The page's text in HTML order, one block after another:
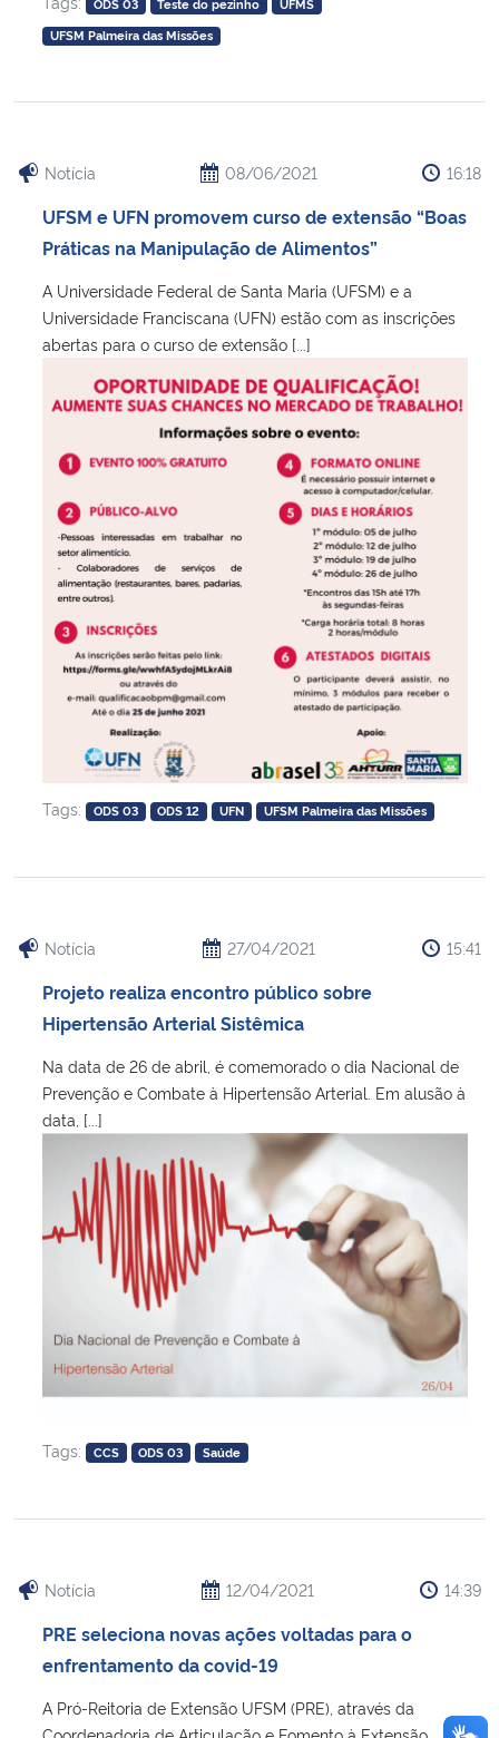
ODS 03 Teste do pezinho
UFMS
UFSM Palmeira das Missões
Notícia 08/06/2021 16:18
UFSM e UFN promovem curso de extensão “Boas
Práticas na Manipulação de Alimentos”
A Universidade Federal de Santa Maria (UFSM) e a
Universidade Franciscana (UFN) estão com as inscrições
abertas para o curso de extensão [...]
Tags: ODS 03 ODS 12 UFN UFSM Palmeira das Missões
Notícia 27/04/2021 15:41
Projeto realiza encontro público sobre
Hipertensão Arterial Sistêmica
Na data de 26 de abril, é comemorado o dia Nacional de
Prevenção e Combate à Hipertensão Arterial. Em alusão à
data, [...]
Tags: CCS ODS 03 Saúde
Notícia 12/04/2021 14:39
PRE seleciona novas ações voltadas para o
enfrentamento da covid-19
A Pró-Reitoria de Extensão UFSM (PRE), através da